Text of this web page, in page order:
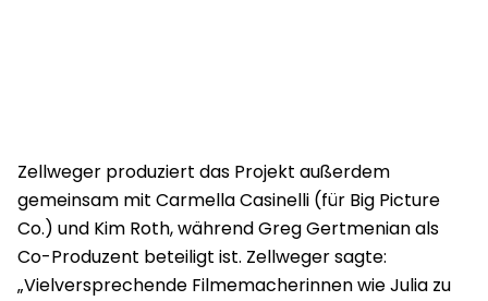
Zellweger produziert das Projekt außerdem
gemeinsam mit Carmella Casinelli (für Big Picture
Co.) und Kim Roth, während Greg Gertmenian als
Co-Produzent beteiligt ist. Zellweger sagte:
„Vielversprechende Filmemacherinnen wie Julia zu